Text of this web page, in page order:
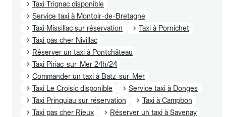
Taxi Trignac disponible
Service taxi à Montoir-de-Bretagne
Taxi Missillac sur réservation
Taxi à Pornichet
Taxi pas cher Nivillac
Réserver un taxi à Pontchâteau
Taxi Piriac-sur-Mer 24h/24
Commander un taxi à Batz-sur-Mer
Taxi Le Croisic disponible
Service taxi à Donges
Taxi Prinquiau sur réservation
Taxi à Campbon
Taxi pas cher Rieux
Réserver un taxi à Savenay